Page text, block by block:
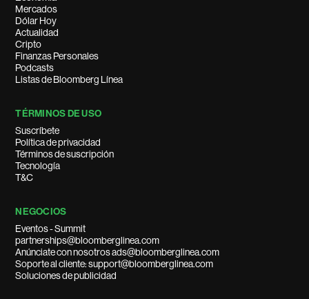
Mercados
Dólar Hoy
Actualidad
Cripto
Finanzas Personales
Podcasts
Listas de Bloomberg Línea
TÉRMINOS DE USO
Suscríbete
Política de privacidad
Términos de suscripción
Tecnología
T&C
NEGOCIOS
Eventos - Summit
partnerships@bloomberglinea.com
Anúnciate con nosotros ads@bloomberglinea.com
Soporte al cliente: support@bloomberglinea.com
Soluciones de publicidad